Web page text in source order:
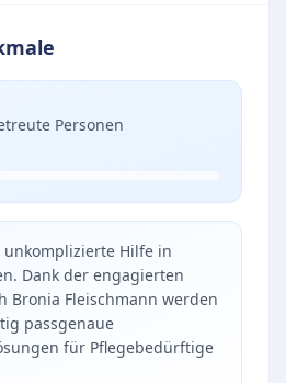
Personen
unkomplizierte Hilfe in
Dank der engagierten
Bronia Fleischmann werden
passgenaue
für Pflegebedürftige